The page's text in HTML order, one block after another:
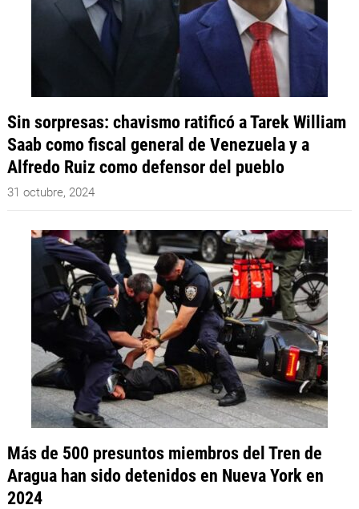
Sin sorpresas: chavismo ratificó a Tarek William
Saab como fiscal general de Venezuela y a
Alfredo Ruiz como defensor del pueblo
31 octubre, 2024
Más de 500 presuntos miembros del Tren de
Aragua han sido detenidos en Nueva York en
2024